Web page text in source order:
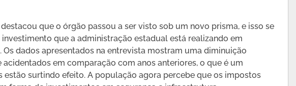
que o órgão passou a ser visto sob um novo prisma, e isso se
investimento que a administração estadual está realizando em
Os dados apresentados na entrevista mostram uma diminuição
em comparação com anos anteriores, o que é um
estão surtindo efeito. A população agora percebe que os impostos